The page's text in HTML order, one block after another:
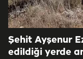
Şehit Ayşenur
edildiği yerde